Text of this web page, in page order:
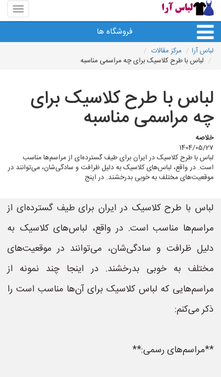
منوی
سایت
آرا
فروشگاه ها
لباس آرا
مرکز مقالات
لباس با طرح کلاسیک برای چه مراسمی مناسبه
لباس با طرح کلاسیک برای
چه مراسمی مناسبه
خلاصه
1404/05/27
لباس با طرح کلاسیک در ایران برای طیف گسترده‌ای از مراسم‌ها مناسب
است. در واقع، لباس‌های کلاسیک به دلیل ظرافت و سادگی‌شان، می‌توانند در
موقعیت‌های مختلف به خوبی بدرخشند. در اینج
لباس با طرح کلاسیک در ایران برای طیف گسترده‌ای از
مراسم‌ها مناسب است. در واقع، لباس‌های کلاسیک به
دلیل ظرافت و سادگی‌شان، می‌توانند در موقعیت‌های
مختلف به خوبی بدرخشند. در اینجا چند نمونه از
مراسم‌هایی که لباس کلاسیک برای آن‌ها مناسب است را
ذکر می‌کنم:
**مراسم‌های رسمی:**